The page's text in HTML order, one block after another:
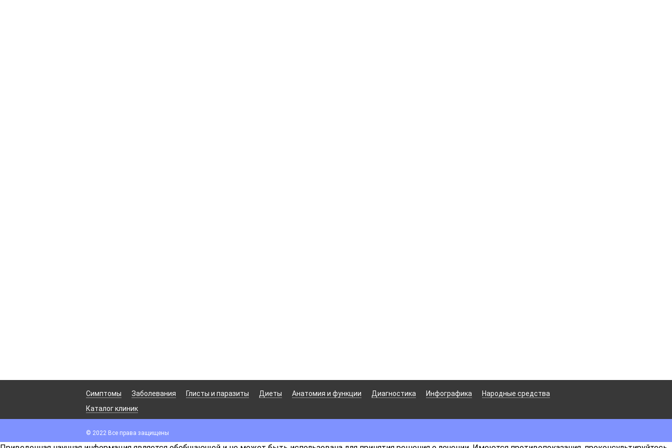
Симптомы Заболевания Глисты и паразиты Диеты Анатомия и функции Диагностика Инфографика
Народные средства
Каталог клиник
© 2022 Все права защищены